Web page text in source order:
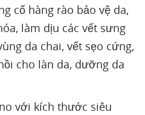
cố hàng rào bảo vệ da,
làm dịu các vết sưng
da chai, vết sẹo cứng,
cho làn da, dưỡng da
với kích thước siêu